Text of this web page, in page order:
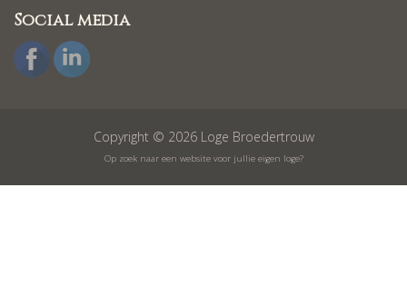
Social media
Copyright © 2026 Loge Broedertrouw
Op zoek naar een website voor jullie eigen loge?